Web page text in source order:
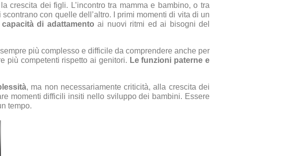
crescita dei figli. L’incontro tra mamma e bambino, o tra
scontrano con quelle dell’altro. I primi momenti di vita di un
capacità di adattamento ai nuovi ritmi ed ai bisogni del
più complesso e difficile da comprendere anche per
più competenti rispetto ai genitori. Le funzioni paterne e
, ma non necessariamente criticità, alla crescita dei
momenti difficili insiti nello sviluppo dei bambini. Essere
tempo.